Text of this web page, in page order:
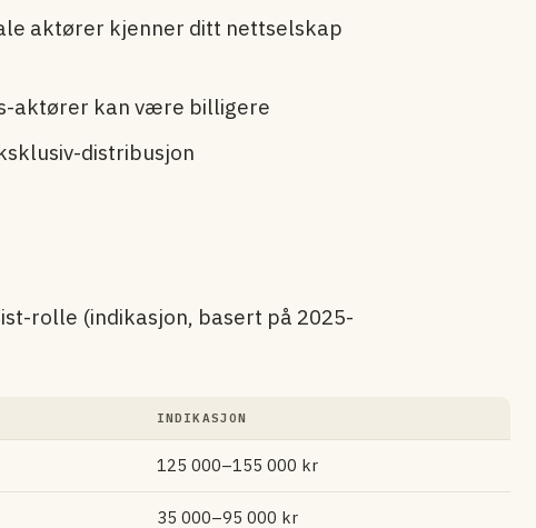
aktører kjenner ditt nettselskap
aktører kan være billigere
distribusjon
rolle (indikasjon, basert på 2025-
INDIKASJON
125 000–155 000 kr
35 000–95 000 kr